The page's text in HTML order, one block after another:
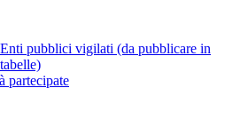
Enti pubblici vigilati (da pubblicare in
tabelle)
partecipate